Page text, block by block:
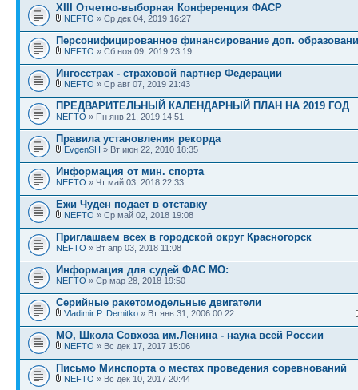
XIII Отчетно-выборная Конференция ФАСР
NEFTO » Ср дек 04, 2019 16:27
Персонифицированное финансирование доп.
NEFTO » Сб ноя 09, 2019 23:19
Ингосстрах - страховой партнер Федерации
NEFTO » Ср авг 07, 2019 21:43
ПРЕДВАРИТЕЛЬНЫЙ КАЛЕНДАРНЫЙ ПЛАН НА 2019 ГОД
NEFTO » Пн янв 21, 2019 14:51
Правила установления рекорда
EvgenSH » Вт июн 22, 2010 18:35
Информация от мин. спорта
NEFTO » Чт май 03, 2018 22:33
Ежи Чуден подает в отставку
NEFTO » Ср май 02, 2018 19:08
Приглашаем всех в городской округ Красногорск
NEFTO » Вт апр 03, 2018 11:08
Информация для судей ФАС МО:
NEFTO » Ср мар 28, 2018 19:50
Серийные ракетомодельные двигатели
Vladimir P. Demitko » Вт янв 31, 2006 00:22
МО, Школа Совхоза им.Ленина - наука всей России
NEFTO » Вс дек 17, 2017 15:06
Письмо Минспорта о местах проведения соревнований
NEFTO » Вс дек 10, 2017 20:44